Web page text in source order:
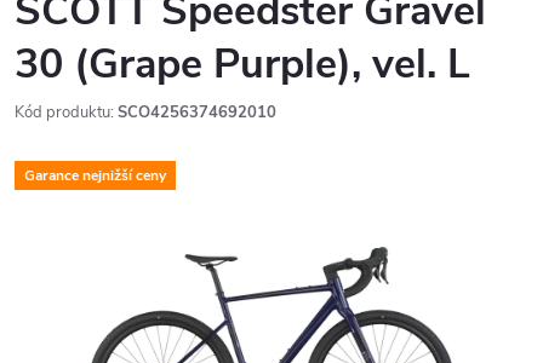
30 (Grape Purple), vel. L
Kód produktu: SCO4256374692010
Garance nejnižší ceny